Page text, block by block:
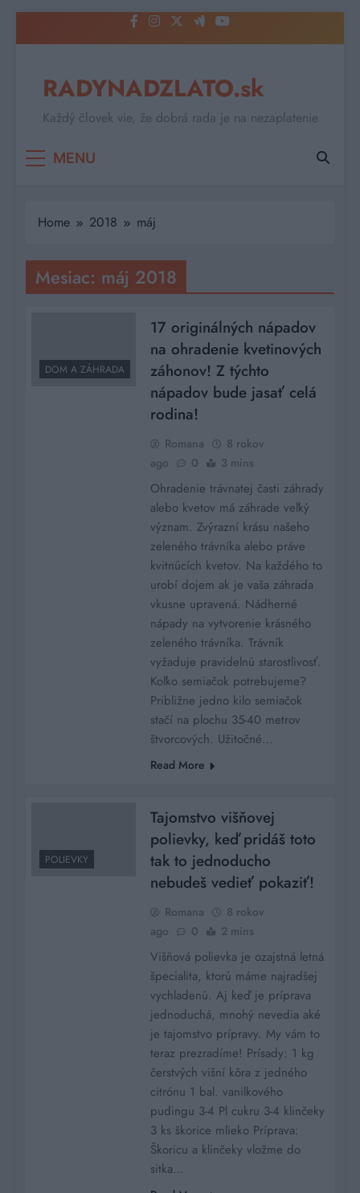
to
RADYNADZLATO.sk
Každý človek vie, že dobrá rada je na nezaplatenie
MENU
Home 2018 máj
Mesiac: máj 2018
DOM A ZÁHRADA
17 originálných nápadov
na ohradenie kvetinových
záhonov! Z týchto
nápadov bude jasať celá
rodina!
Romana
8 rokov
ago
0 3 mins
Ohradenie trávnatej časti záhrady
alebo kvetov má záhrade veľký
význam. Zvýrazní krásu našeho
zeleného trávníka alebo práve
kvitnúcích kvetov. Na každého to
urobí dojem ak je vaša záhrada
vkusne upravená. Nádherné
nápady na vytvorenie krásného
zeleného trávníka. Trávník
vyžaduje pravidelnú starostlivosť.
Koľko semiačok potrebujeme?
Približne jedno kilo semiačok
stačí na plochu 35-40 metrov
štvorcových. Užitočné…
Read More
POLIEVKY
Tajomstvo višňovej
polievky, keď pridáš toto
tak to jednoducho
nebudeš vedieť pokaziť!
Romana
8 rokov
ago
0 2 mins
Višňová polievka je ozajstná letná
špecialita, ktorú máme najradšej
vychladenú. Aj keď je príprava
jednoduchá, mnohý nevedia aké
je tajomstvo prípravy. My vám to
teraz prezradíme! Prísady: 1 kg
čerstvých višní kôra z jedného
citrónu 1 bal. vanilkového
pudingu 3-4 Pl cukru 3-4 klinčeky
3 ks škorice mlieko Príprava:
Škoricu a klinčeky vložme do
sitka…